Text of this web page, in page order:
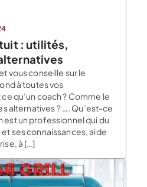
: utilités,
vous conseille sur le
à toutes vos
qu’un coach ? Comme le
alternatives ? …. Qu’est-ce
est un professionnel qui du
ses connaissances, aide
à […]